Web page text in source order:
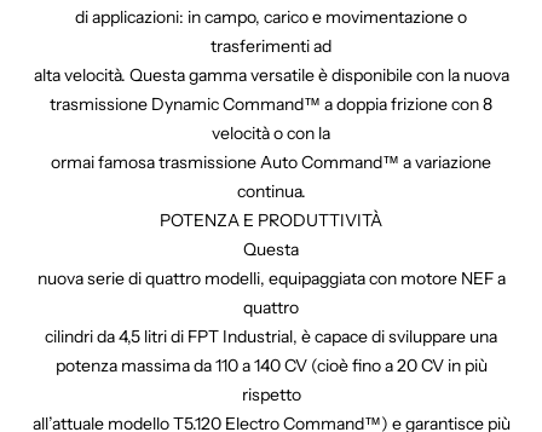
di applicazioni: in campo, carico e movimentazione o
trasferimenti ad
alta velocità. Questa gamma versatile è disponibile con la nuova
trasmissione Dynamic Command™ a doppia frizione con 8
velocità o con la
ormai famosa trasmissione Auto Command™ a variazione
continua.
POTENZA E PRODUTTIVITÀ
Questa
nuova serie di quattro modelli, equipaggiata con motore NEF a
quattro
cilindri da 4,5 litri di FPT Industrial, è capace di sviluppare una
potenza massima da 110 a 140 CV (cioè fino a 20 CV in più
rispetto
all’attuale modello T5.120 Electro Command™) e garantisce più